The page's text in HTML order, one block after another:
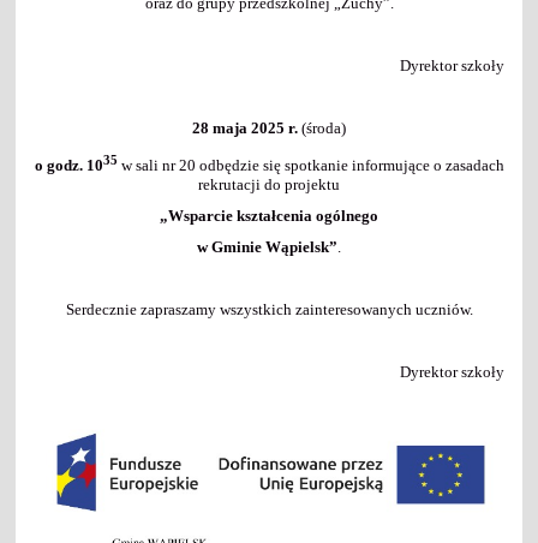
Dyrektor szkoły
28 maja 2025 r. (środa)
o godz. 1035 w sali nr 20 odbędzie się spotkanie informujące o zasadach
rekrutacji do projektu
„Wsparcie kształcenia ogólnego
w Gminie Wąpielsk”.
Serdecznie zapraszamy wszystkich zainteresowanych uczniów.
Dyrektor szkoły